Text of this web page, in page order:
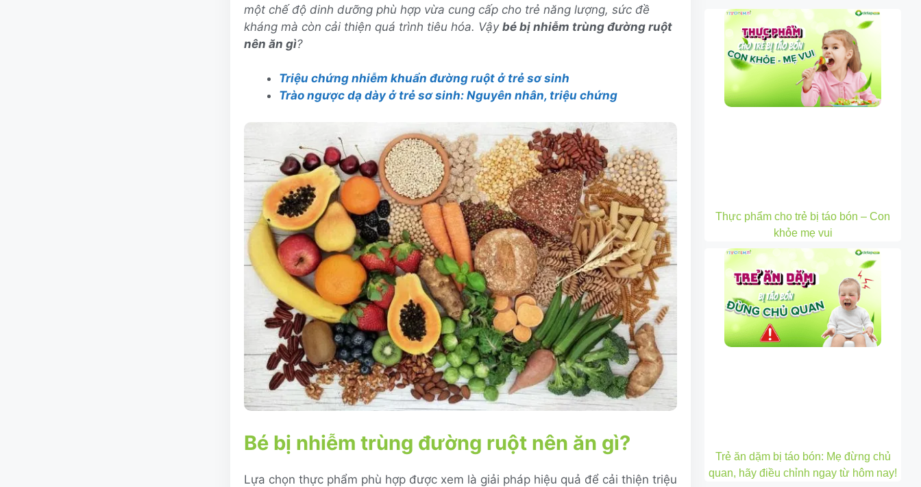
một chế độ dinh dưỡng phù hợp vừa cung cấp cho trẻ năng lượng, sức đề
kháng mà còn cải thiện quá trình tiêu hóa. Vậy bé bị nhiễm trùng đường ruột
nên ăn gì?
Triệu chứng nhiễm khuẩn đường ruột ở trẻ sơ sinh
Trào ngược dạ dày ở trẻ sơ sinh: Nguyên nhân, triệu chứng
Bé bị nhiễm trùng đường ruột nên ăn gì?
Lựa chọn thực phẩm phù hợp được xem là giải pháp hiệu quả để cải thiện triệu
Thực phẩm cho trẻ bị táo bón – Con
khỏe mẹ vui
Trẻ ăn dặm bị táo bón: Mẹ đừng chủ
quan, hãy điều chỉnh ngay từ hôm nay!